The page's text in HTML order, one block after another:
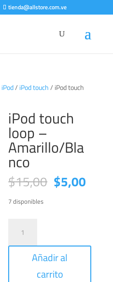
tienda@allstore.com.ve
iPod/ iPod touch/ iPod touch
iPod touch
loop –
Amarillo/Bla
nco
$15,00 El
precio
$5,00
7 disponibles
touch
loop
Amarillo/Blanco
Añadir al
carrito